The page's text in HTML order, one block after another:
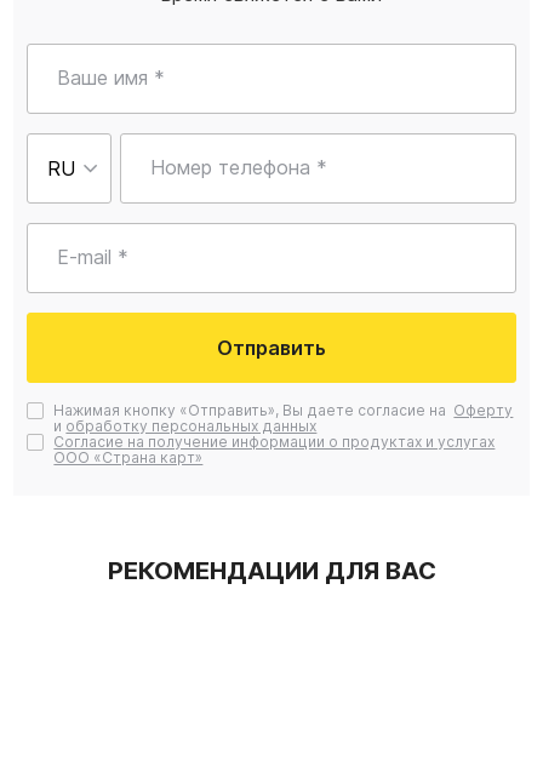
Ваше имя *
Номер телефона *
E-mail *
Отправить
Нажимая кнопку «Отправить», Вы даете согласие на Оферту
и обработку персональных данных
Согласие на получение информации о продуктах и услугах
ООО «Страна карт»
РЕКОМЕНДАЦИИ ДЛЯ ВАС